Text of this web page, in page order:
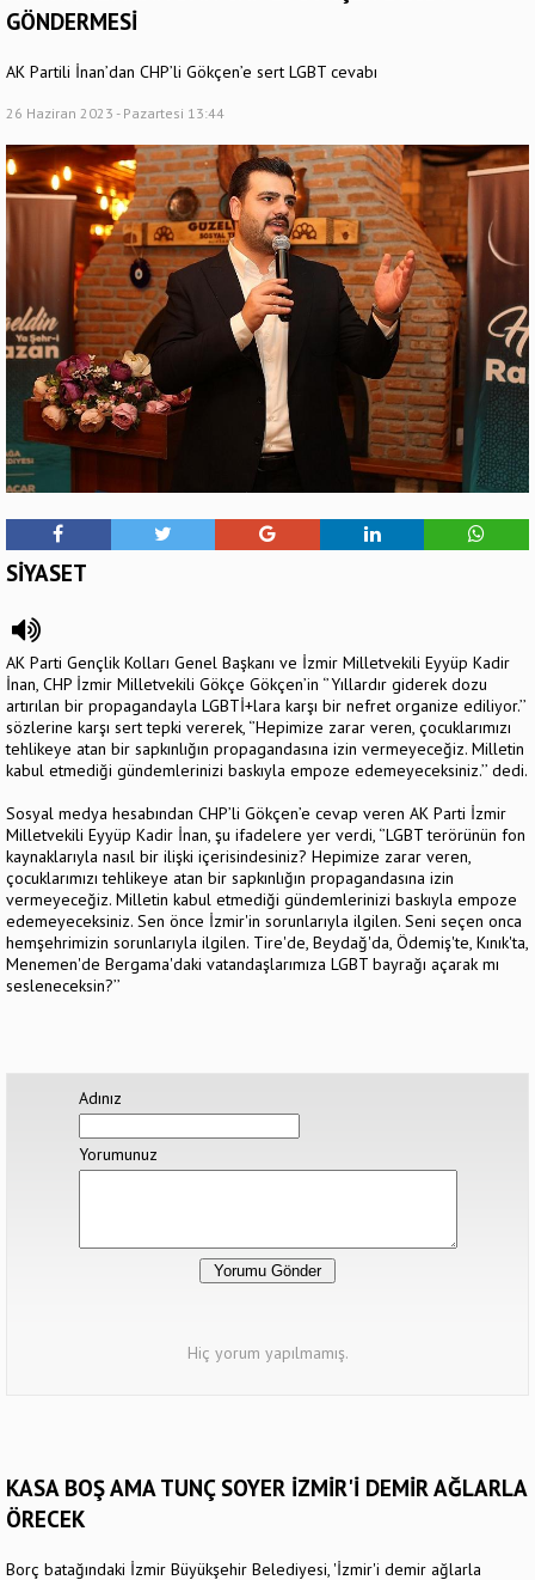
GÖNDERMESİ
AK Partili İnan’dan CHP’li Gökçen’e sert LGBT cevabı
26 Haziran 2023 - Pazartesi 13:44
SİYASET
AK Parti Gençlik Kolları Genel Başkanı ve İzmir Milletvekili Eyyüp Kadir
İnan, CHP İzmir Milletvekili Gökçe Gökçen’in ‘’Yıllardır giderek dozu
artırılan bir propagandayla LGBTİ+lara karşı bir nefret organize ediliyor.’’
sözlerine karşı sert tepki vererek, ‘’Hepimize zarar veren, çocuklarımızı
tehlikeye atan bir sapkınlığın propagandasına izin vermeyeceğiz. Milletin
kabul etmediği gündemlerinizi baskıyla empoze edemeyeceksiniz.’’ dedi.
Sosyal medya hesabından CHP’li Gökçen’e cevap veren AK Parti İzmir
Milletvekili Eyyüp Kadir İnan, şu ifadelere yer verdi, ‘’LGBT terörünün fon
kaynaklarıyla nasıl bir ilişki içerisindesiniz? Hepimize zarar veren,
çocuklarımızı tehlikeye atan bir sapkınlığın propagandasına izin
vermeyeceğiz. Milletin kabul etmediği gündemlerinizi baskıyla empoze
edemeyeceksiniz. Sen önce İzmir'in sorunlarıyla ilgilen. Seni seçen onca
hemşehrimizin sorunlarıyla ilgilen. Tire'de, Beydağ'da, Ödemiş'te, Kınık'ta,
Menemen'de Bergama'daki vatandaşlarımıza LGBT bayrağı açarak mı
sesleneceksin?’’
Adınız
Yorumunuz
Hiç yorum yapılmamış.
KASA BOŞ AMA TUNÇ SOYER İZMİR'İ DEMİR AĞLARLA
ÖRECEK
Borç batağındaki İzmir Büyükşehir Belediyesi, 'İzmir'i demir ağlarla